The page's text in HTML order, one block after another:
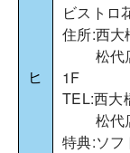
ヒ
ビストロ
住所:西大
松代店/
1F
TEL:西大
松代店
特典:ソフ